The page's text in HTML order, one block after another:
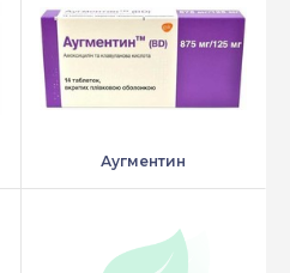
Аугментин